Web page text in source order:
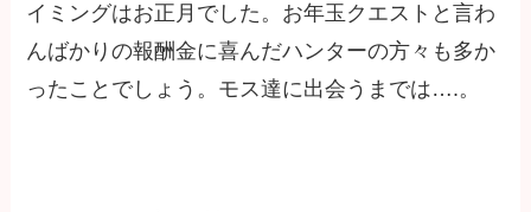
イミングはお正月でした。お年玉クエストと言わ
んばかりの報酬金に喜んだハンターの方々も多か
ったことでしょう。モス達に出会うまでは….。